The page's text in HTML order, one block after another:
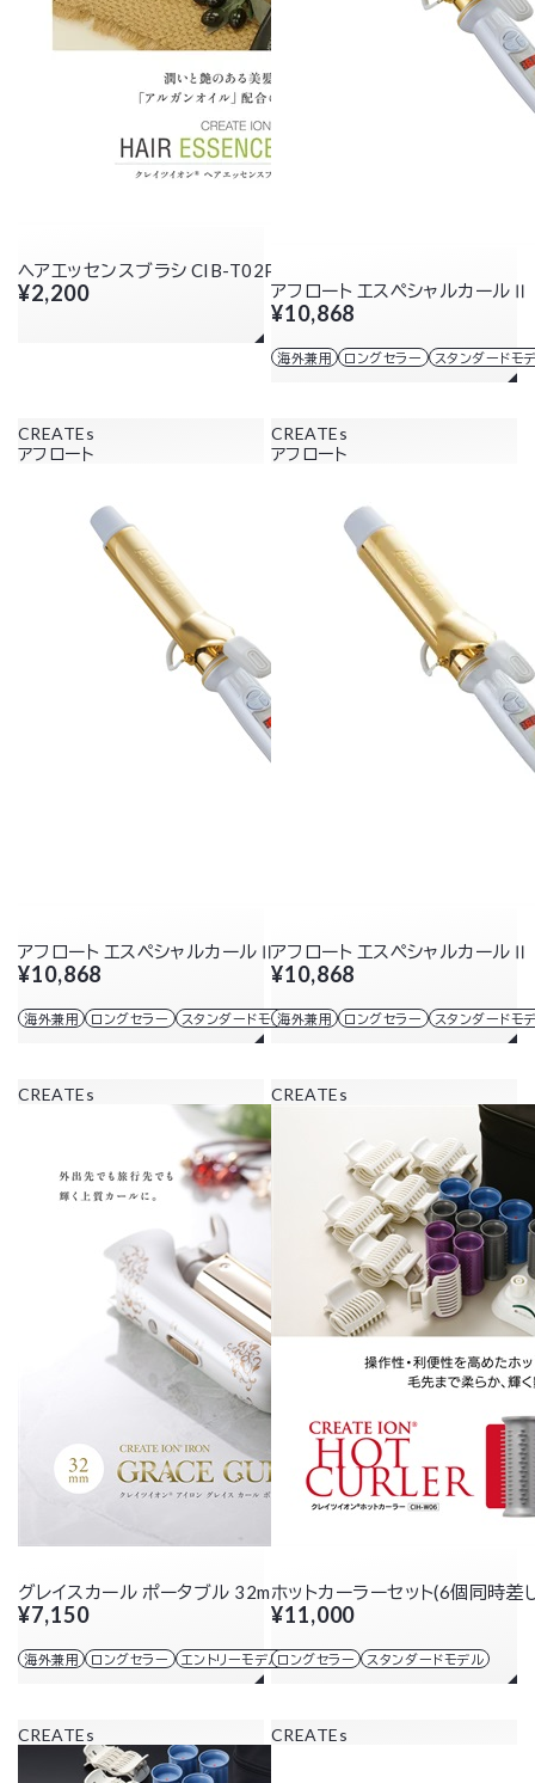
ヘアエッセンスブラシ CIB-T02P
¥2,200 アフロート エスペシャルカールⅡ
¥10,868
海外兼用 ロングセラー スタンダードモ
CREATEs
アフロート
アフロート エスペシャルカールⅡ 32mm
¥10,868
海外兼用 ロングセラー スタンダードモデル
CREATEs
アフロート
アフロート エスペシャルカールⅡ
¥10,868
海外兼用 ロングセラー スタンダードモ
CREATEs
グレイスカール ポータブル 32mm
¥7,150
海外兼用 ロングセラー エントリーモデル
CREATEs
ホットカーラーセット(6個同時差
¥11,000
ロングセラー スタンダードモデル
CREATEs CREATEs